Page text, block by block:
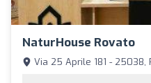
NaturHouse Rovato
Via 25 Aprile 181 - 25038,